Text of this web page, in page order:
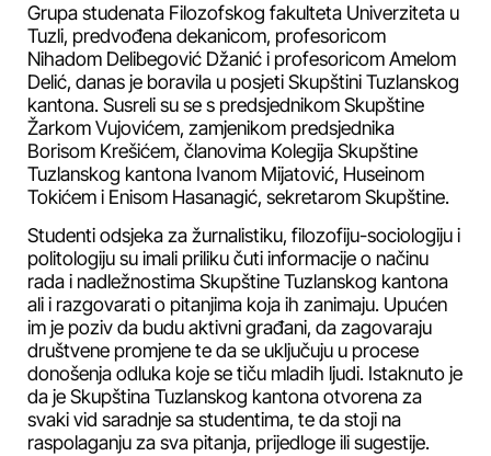
Grupa studenata Filozofskog fakulteta Univerziteta u
Tuzli, predvođena dekanicom, profesoricom
Nihadom Delibegović Džanić i profesoricom Amelom
Delić, danas je boravila u posjeti Skupštini Tuzlanskog
kantona. Susreli su se s predsjednikom Skupštine
Žarkom Vujovićem, zamjenikom predsjednika
Borisom Krešićem, članovima Kolegija Skupštine
Tuzlanskog kantona Ivanom Mijatović, Huseinom
Tokićem i Enisom Hasanagić, sekretarom Skupštine.
Studenti odsjeka za žurnalistiku, filozofiju-sociologiju i
politologiju su imali priliku čuti informacije o načinu
rada i nadležnostima Skupštine Tuzlanskog kantona
ali i razgovarati o pitanjima koja ih zanimaju. Upućen
im je poziv da budu aktivni građani, da zagovaraju
društvene promjene te da se uključuju u procese
donošenja odluka koje se tiču mladih ljudi. Istaknuto je
da je Skupština Tuzlanskog kantona otvorena za
svaki vid saradnje sa studentima, te da stoji na
raspolaganju za sva pitanja, prijedloge ili sugestije.